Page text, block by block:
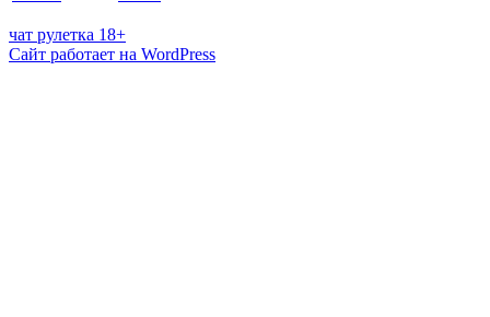
чат рулетка 18+
Сайт работает на WordPress